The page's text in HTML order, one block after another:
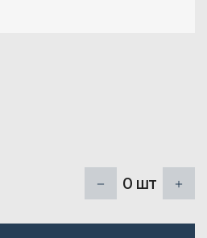
0 шт